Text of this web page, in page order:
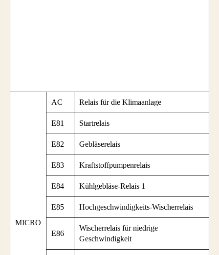
MICRO
AC Relais für die Klimaanlage
E81 Startrelais
E82 Gebläserelais
E83 Kraftstoffpumpenrelais
E84 Kühlgebläse-Relais 1
E85 Hochgeschwindigkeits-Wischerrelais
E86
Wischerrelais für niedrige
Geschwindigkeit